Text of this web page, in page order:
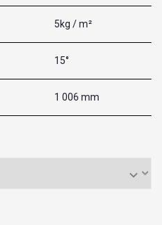
5kg / m²
15°
1 006 mm